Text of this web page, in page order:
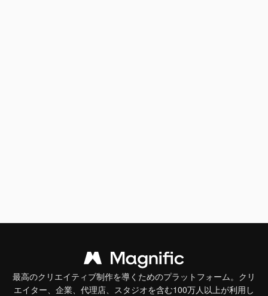
最高のクリエイティブ制作を導くためのプラットフォーム。クリ
エイター、企業、代理店、スタジオを含む100万人以上が利用し